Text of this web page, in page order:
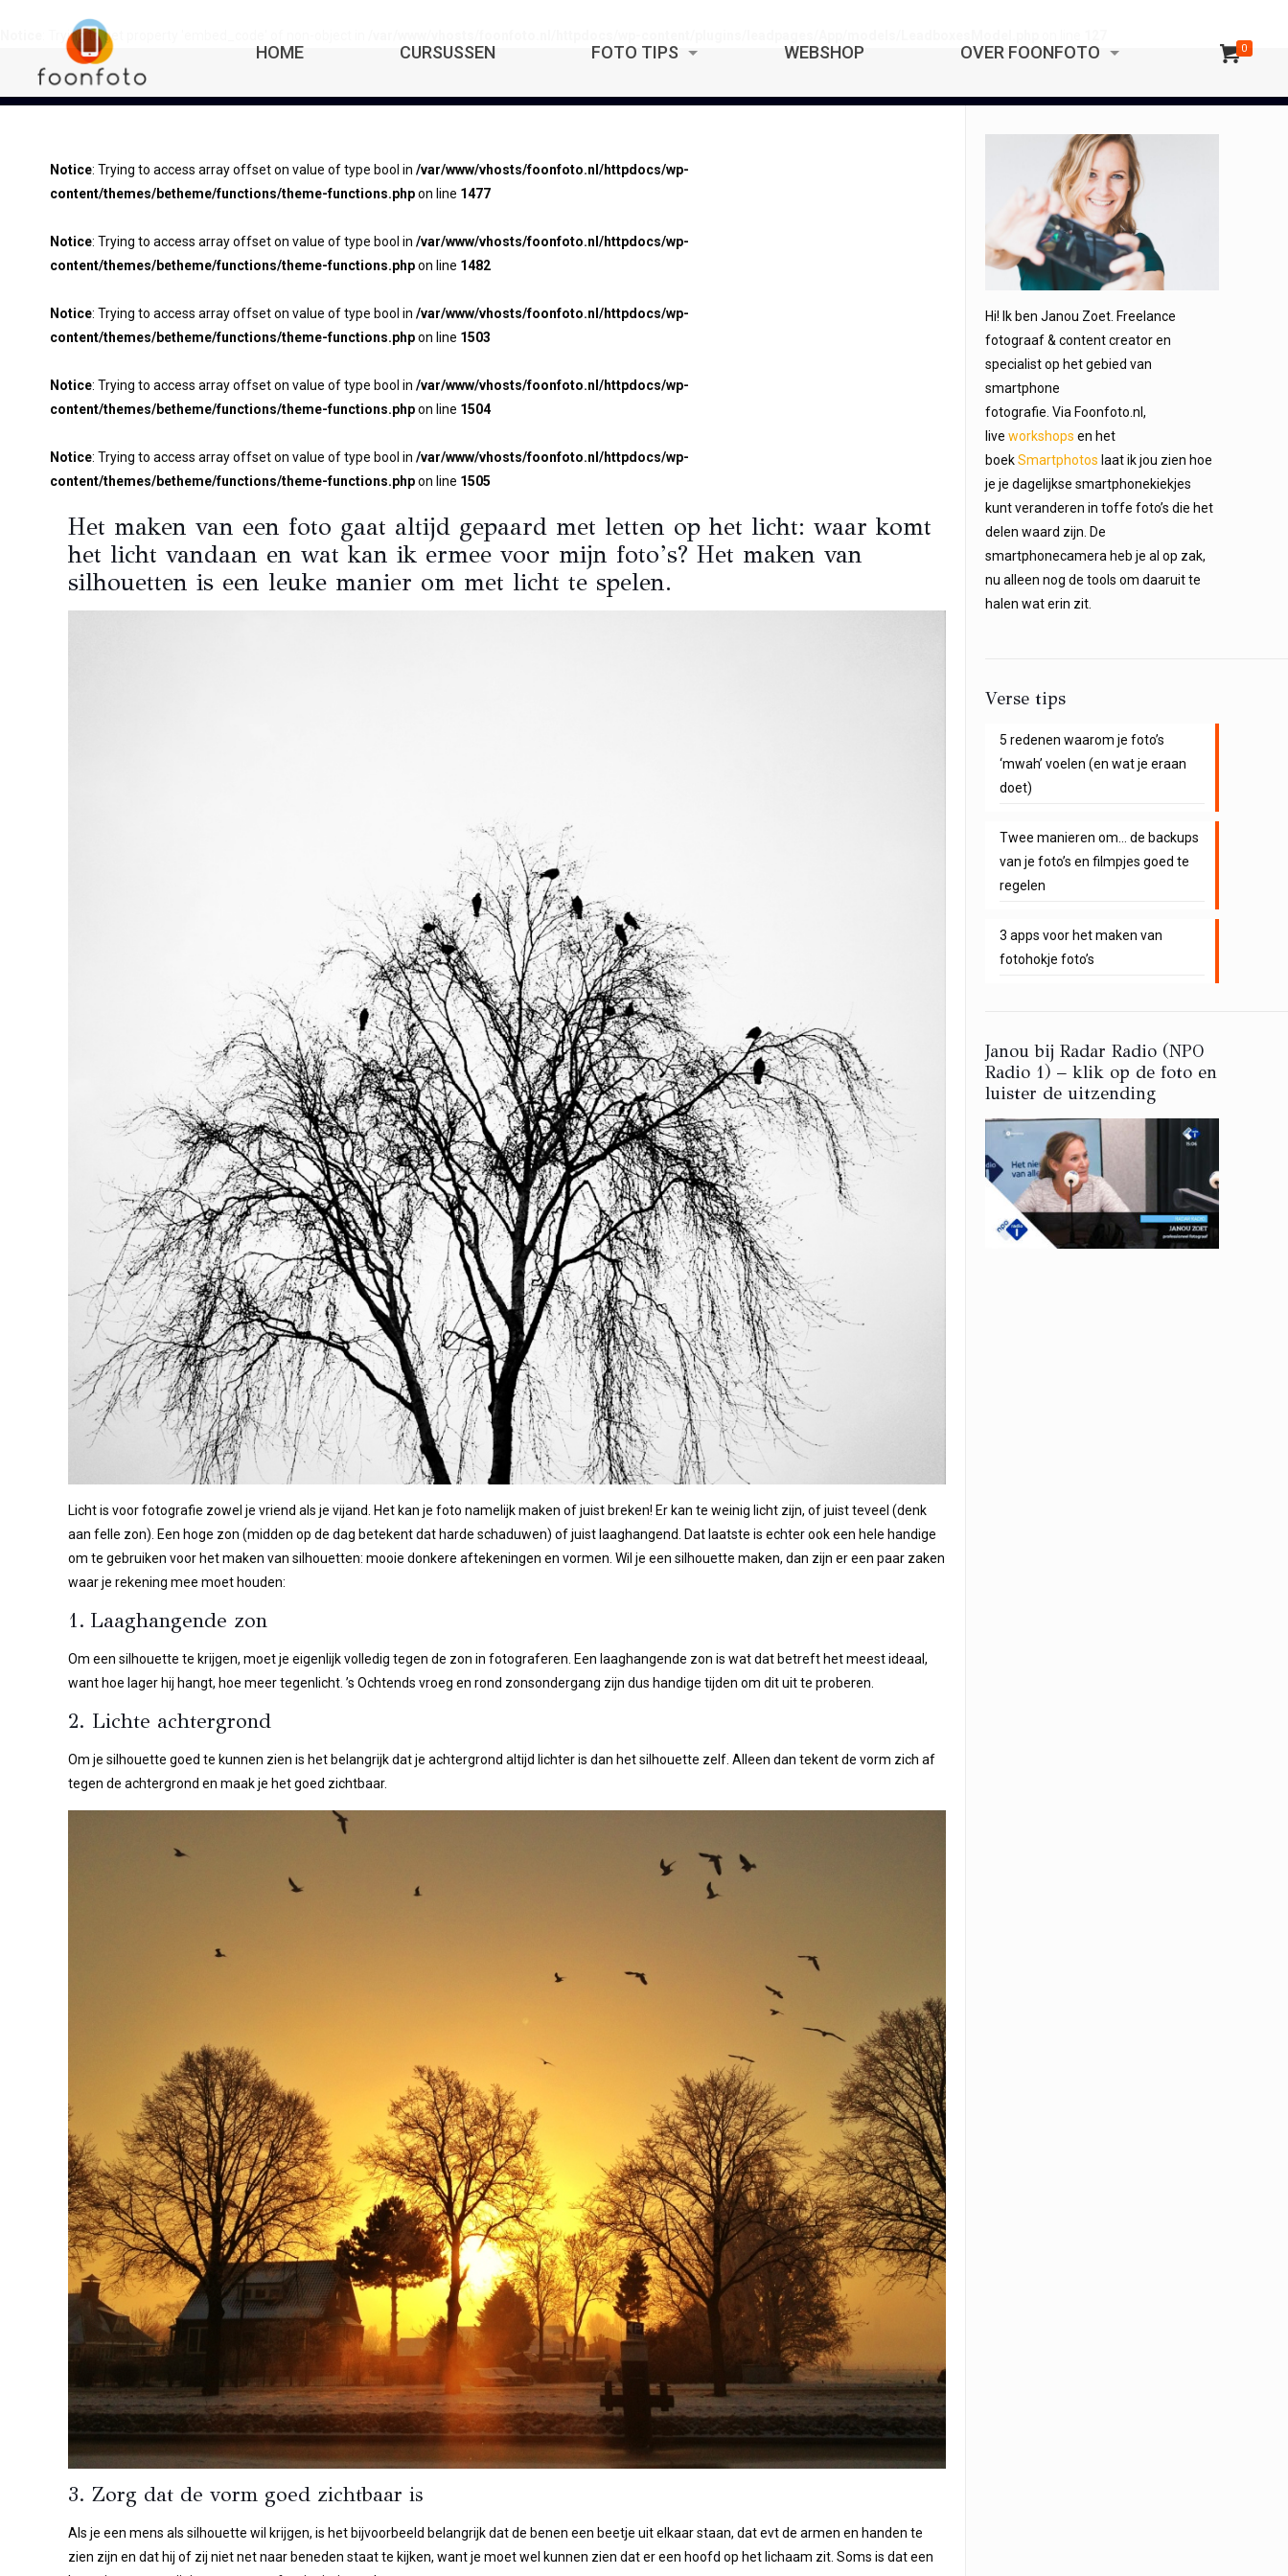
: Trying to get property 'embed_code' of non-object in
HOME CURSUSSEN FOTO TIPS WEBSHOP OVER FOONFOTO 0
Notice: Trying to access array offset on value of type bool in /var/www/vhosts/foonfoto.nl/httpdocs/wp-
content/themes/betheme/functions/theme-functions.phpon line 1477
Notice: Trying to access array offset on value of type bool in /var/www/vhosts/foonfoto.nl/httpdocs/wp-
content/themes/betheme/functions/theme-functions.phpon line 1482
Notice: Trying to access array offset on value of type bool in /var/www/vhosts/foonfoto.nl/httpdocs/wp-
content/themes/betheme/functions/theme-functions.phpon line 1503
Notice: Trying to access array offset on value of type bool in /var/www/vhosts/foonfoto.nl/httpdocs/wp-
content/themes/betheme/functions/theme-functions.phpon line 1504
Notice: Trying to access array offset on value of type bool in /var/www/vhosts/foonfoto.nl/httpdocs/wp-
content/themes/betheme/functions/theme-functions.phpon line 1505
Het maken van een foto gaat altijd gepaard met letten op het licht: waar komt
het licht vandaan en wat kan ik ermee voor mijn foto’s? Het maken van
silhouetten is een leuke manier om met licht te spelen.
Licht is voor fotografie zowel je vriend als je vijand. Het kan je foto namelijk maken of juist breken! Er kan te weinig licht zijn, of juist teveel (denk
aan felle zon). Een hoge zon (midden op de dag betekent dat harde schaduwen) of juist laaghangend. Dat laatste is echter ook een hele handige
om te gebruiken voor het maken van silhouetten: mooie donkere aftekeningen en vormen. Wil je een silhouette maken, dan zijn er een paar zaken
waar je rekening mee moet houden:
1. Laaghangende zon
Om een silhouette te krijgen, moet je eigenlijk volledig tegen de zon in fotograferen. Een laaghangende zon is wat dat betreft het meest ideaal,
want hoe lager hij hangt, hoe meer tegenlicht. ’s Ochtends vroeg en rond zonsondergang zijn dus handige tijden om dit uit te proberen.
2. Lichte achtergrond
Om je silhouette goed te kunnen zien is het belangrijk dat je achtergrond altijd lichter is dan het silhouette zelf. Alleen dan tekent de vorm zich af
tegen de achtergrond en maak je het goed zichtbaar.
3. Zorg dat de vorm goed zichtbaar is
Als je een mens als silhouette wil krijgen, is het bijvoorbeeld belangrijk dat de benen een beetje uit elkaar staan, dat evt de armen en handen te
zien zijn en dat hij of zij niet net naar beneden staat te kijken, want je moet wel kunnen zien dat er een hoofd op het lichaam zit. Soms is dat een
Hi! Ik ben Janou Zoet. Freelance
fotograaf & content creator en
specialist op het gebied van
smartphone
fotografie. Via Foonfoto.nl,
live workshops en het
boekSmartphotos laat ik jou zien hoe
je je dagelijkse smartphonekiekjes
kunt veranderen in toffe foto’s die het
delen waard zijn. De
smartphonecamera heb je al op zak,
nu alleen nog de tools om daaruit te
halen wat erin zit.
Verse tips
5 redenen waarom je foto’s
‘mwah’ voelen (en wat je eraan
doet)
Twee manieren om… de backups
van je foto’s en filmpjes goed te
regelen
3 apps voor het maken van
fotohokje foto’s
Janou bij Radar Radio (NPO
Radio 1) – klik op de foto en
luister de uitzending